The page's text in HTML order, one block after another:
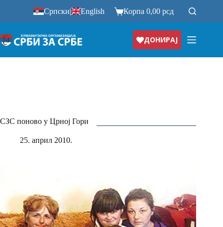
Српски| English Корпа0,00рсд
ДОНИРАЈ
СЗС поново у Црној Гори
25. април 2010.